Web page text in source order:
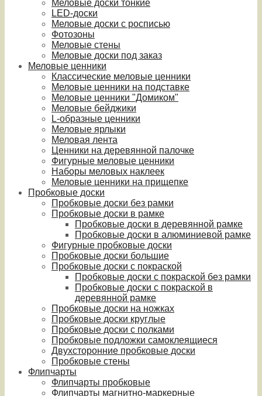
Меловые доски тонкие
LED-доски
Меловые доски с росписью
Фотозоны
Меловые стены
Меловые доски под заказ
Меловые ценники
Классические меловые ценники
Меловые ценники на подставке
Меловые ценники "Домиком"
Меловые бейджики
L-образные ценники
Меловые ярлыки
Меловая лента
Ценники на деревянной палочке
Фигурные меловые ценники
Наборы меловых наклеек
Меловые ценники на прищепке
Пробковые доски
Пробковые доски без рамки
Пробковые доски в рамке
Пробковые доски в деревянной рамке
Пробковые доски в алюминиевой рамке
Фигурные пробковые доски
Пробковые доски большие
Пробковые доски с покраской
Пробковые доски с покраской без рамки
Пробковые доски с покраской в
деревянной рамке
Пробковые доски на ножках
Пробковые доски круглые
Пробковые доски с полками
Пробковые подложки самоклеящиеся
Двухсторонние пробковые доски
Пробковые стены
Флипчарты
Флипчарты пробковые
Флипчарты магнитно-маркерные